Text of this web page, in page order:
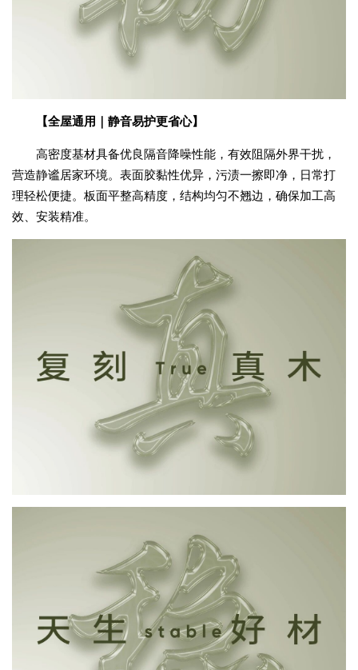
【全屋通用｜静音易护更省心】
高密度基材具备优良隔音降噪性能，有效阻隔外界干扰，
营造静谧居家环境。表面胶黏性优异，污渍一擦即净，日常打
理轻松便捷。板面平整高精度，结构均匀不翘边，确保加工高
效、安装精准。